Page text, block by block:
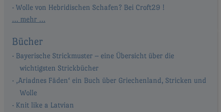
Wolle von Hebridischen Schafen? Bei Croft29 !
… mehr …
Bücher
Bayerische Strickmuster – eine Übersicht über die
wichtigsten Strickbücher
‚Ariadnes Fäden‘ ein Buch über Griechenland, Stricken und
Wolle
Knit like a Latvian